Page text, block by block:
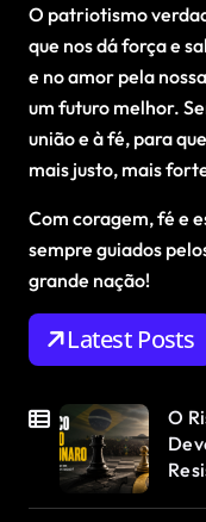
O patriotismo
que nos dá força e
e no amor pela
um futuro melhor.
união e à fé, para
mais justo, mais
Com coragem, fé e
sempre guiados
grande nação!
Latest Posts
O